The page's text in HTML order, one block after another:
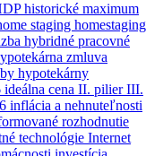
historické maximum
staging homestaging
hybridné pracovné
zmluva
hypotekárny
ideálna cena II. pilierIII.
inflácia a nehnuteľnosti
rozhodnutie
technológie Internet